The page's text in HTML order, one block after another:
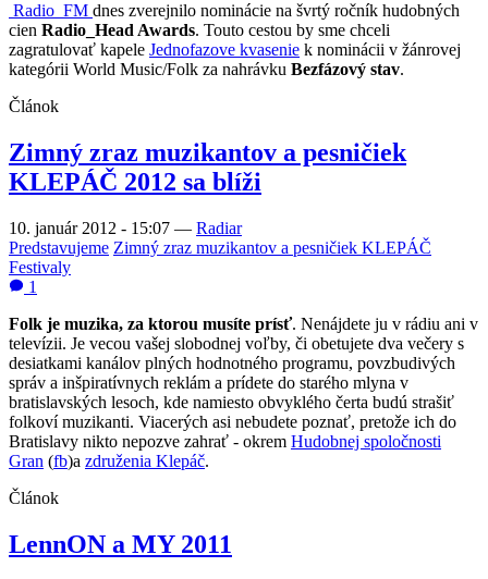
Radio_FM dnes zverejnilo nominácie na švrtý ročník hudobných
cien Radio_Head Awards. Touto cestou by sme chceli
zagratulovať kapele Jednofazove kvasenie k nominácii v žánrovej
kategórii World Music/Folk za nahrávku Bezfázový stav.
Článok
Zimný zraz muzikantov a pesničiek
KLEPÁČ 2012 sa blíži
10. január 2012 - 15:07 — Radiar
Predstavujeme Zimný zraz muzikantov a pesničiek KLEPÁČ
Festivaly
1
Folk je muzika, za ktorou musíte prísť. Nenájdete ju v rádiu ani v
televízii. Je vecou vašej slobodnej voľby, či obetujete dva večery s
desiatkami kanálov plných hodnotného programu, povzbudivých
správ a inšpiratívnych reklám a prídete do starého mlyna v
bratislavských lesoch, kde namiesto obvyklého čerta budú strašiť
folkoví muzikanti. Viacerých asi nebudete poznať, pretože ich do
Bratislavy nikto nepozve zahrať - okrem Hudobnej spoločnosti
Gran (fb)a združenia Klepáč.
Článok
LennON a MY 2011